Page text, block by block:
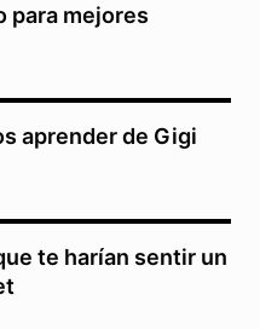
para mejores
aprender de Gigi
te harían sentir un